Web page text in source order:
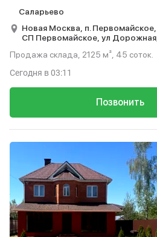
Саларьево
Новая Москва, п. Первомайское,
СП Первомайское, ул Дорожная,
Продажа склада, 2125 м², 45 соток.
Позвонить
Сегодня в 03:11